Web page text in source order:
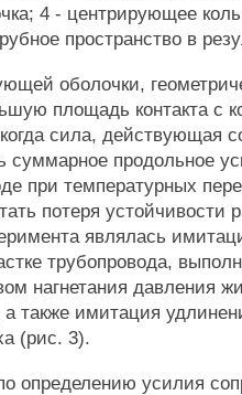
4 - центрирующее
пространство в
оболочки,
площадь контакта с
сила, действующая
суммарное продольное
при температурных
потеря устойчивости
являлась
трубопровода,
нагнетания давления
также имитация
(рис. 3).
определению усилия